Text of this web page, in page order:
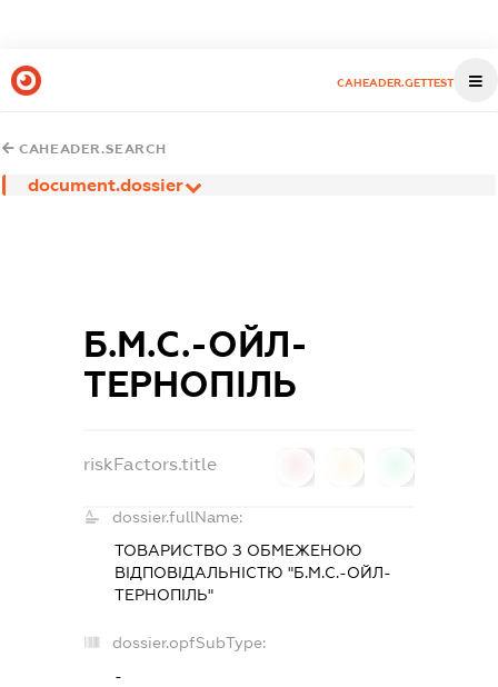
CAHEADER.GETTEST
CAHEADER.SEARCH
document.dossier
Б.М.С.-ОЙЛ-
ТЕРНОПІЛЬ
riskFactors.title
dossier.fullName:
ТОВАРИСТВО З ОБМЕЖЕНОЮ
ВІДПОВІДАЛЬНІСТЮ "Б.М.С.-ОЙЛ-
ТЕРНОПІЛЬ"
dossier.opfSubType:
-